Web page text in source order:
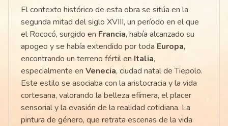
El contexto histórico de esta obra se sitúa en la
segunda mitad del siglo XVIII, un período en el que
el Rococó, surgido en Francia, había alcanzado su
apogeo y se había extendido por toda Europa,
encontrando un terreno fértil en Italia,
especialmente en Venecia, ciudad natal de Tiepolo.
Este estilo se asociaba con la aristocracia y la vida
cortesana, valorando la belleza efímera, el placer
sensorial y la evasión de la realidad cotidiana. La
pintura de género, que retrata escenas de la vida